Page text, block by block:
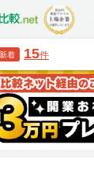
新着 15件